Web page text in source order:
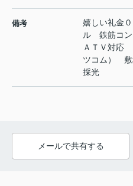
備考
嬉しい礼金
ル 鉄筋コン
ＡＴＶ対応
ツコム） 敷
採光
メールで共有する